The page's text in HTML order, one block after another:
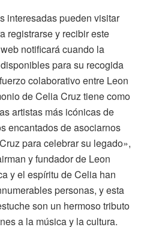
interesadas pueden visitar
registrarse y recibir este
notificará cuando la
para su recogida
colaborativo entre Leon
de Celia Cruz tiene como
artistas más icónicas de
encantados de asociarnos
para celebrar su legado»,
y fundador de Leon
y el espíritu de Celia han
personas, y esta
son un hermoso tributo
a la música y la cultura.